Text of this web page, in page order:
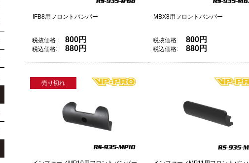
IFB8用フロントバンパー
税抜価格: 800円
税込価格: 880円
MBX8用フロントバンパー
税抜価格: 800円
税込価格: 880円
売り切れ